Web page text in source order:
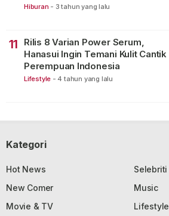
Hiburan - 3 tahun yang lalu
11
Rilis 8 Varian Power Serum,
Hanasui Ingin Temani Kulit Cantik
Perempuan Indonesia
Lifestyle - 4 tahun yang lalu
Kategori
Hot News
Selebriti
New Comer
Music
Movie & TV
Lifestyle